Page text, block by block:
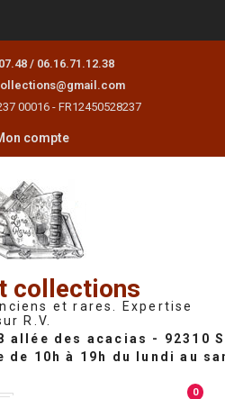
/ 06.16.71.12.38
00016 - FR12450528237
compte
collections
et rares. Expertise
R.V.
0